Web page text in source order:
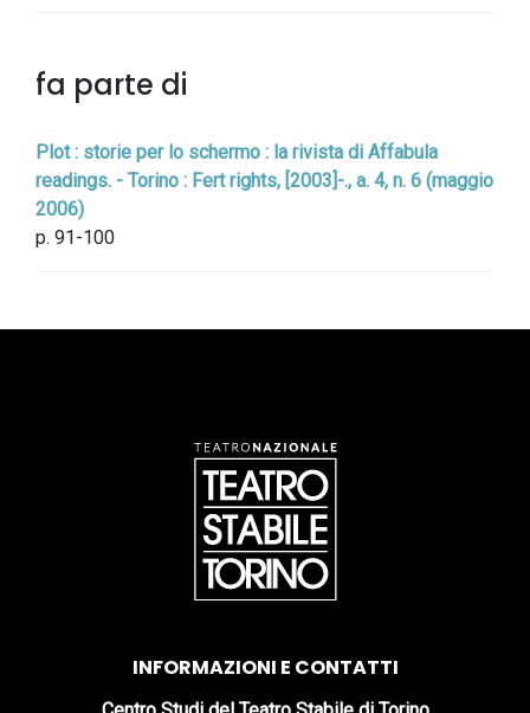
fa parte di
Plot : storie per lo schermo : la rivista di Affabula
readings. - Torino : Fert rights, [2003]-., a. 4, n. 6 (maggio
2006)
p. 91-100
INFORMAZIONI E CONTATTI